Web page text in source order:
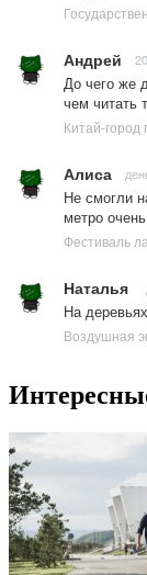
Андрей
До чего же
чем читать
Китай-
Алиса
Не смогли
метро
Фестиваль
Наталья
На
Воздушная